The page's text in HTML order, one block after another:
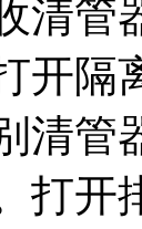
管器
开隔
清管
打开